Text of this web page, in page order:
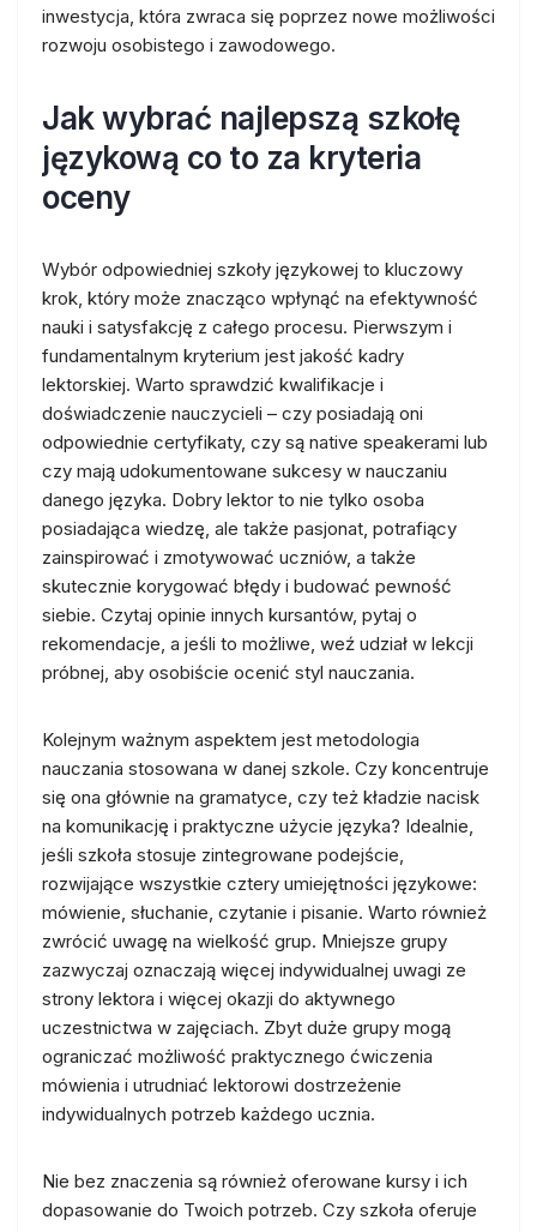
inwestycja, która zwraca się poprzez nowe możliwości
rozwoju osobistego i zawodowego.
Jak wybrać najlepszą szkołę
językową co to za kryteria
oceny
Wybór odpowiedniej szkoły językowej to kluczowy
krok, który może znacząco wpłynąć na efektywność
nauki i satysfakcję z całego procesu. Pierwszym i
fundamentalnym kryterium jest jakość kadry
lektorskiej. Warto sprawdzić kwalifikacje i
doświadczenie nauczycieli – czy posiadają oni
odpowiednie certyfikaty, czy są native speakerami lub
czy mają udokumentowane sukcesy w nauczaniu
danego języka. Dobry lektor to nie tylko osoba
posiadająca wiedzę, ale także pasjonat, potrafiący
zainspirować i zmotywować uczniów, a także
skutecznie korygować błędy i budować pewność
siebie. Czytaj opinie innych kursantów, pytaj o
rekomendacje, a jeśli to możliwe, weź udział w lekcji
próbnej, aby osobiście ocenić styl nauczania.
Kolejnym ważnym aspektem jest metodologia
nauczania stosowana w danej szkole. Czy koncentruje
się ona głównie na gramatyce, czy też kładzie nacisk
na komunikację i praktyczne użycie języka? Idealnie,
jeśli szkoła stosuje zintegrowane podejście,
rozwijające wszystkie cztery umiejętności językowe:
mówienie, słuchanie, czytanie i pisanie. Warto również
zwrócić uwagę na wielkość grup. Mniejsze grupy
zazwyczaj oznaczają więcej indywidualnej uwagi ze
strony lektora i więcej okazji do aktywnego
uczestnictwa w zajęciach. Zbyt duże grupy mogą
ograniczać możliwość praktycznego ćwiczenia
mówienia i utrudniać lektorowi dostrzeżenie
indywidualnych potrzeb każdego ucznia.
Nie bez znaczenia są również oferowane kursy i ich
dopasowanie do Twoich potrzeb. Czy szkoła oferuje